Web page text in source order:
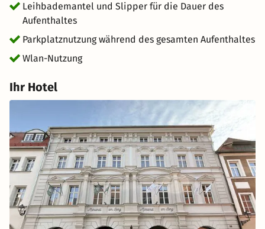
Leihbademantel und Slipper für die Dauer des
Aufenthaltes
Parkplatznutzung während des gesamten Aufenthaltes
Wlan-Nutzung
Ihr Hotel